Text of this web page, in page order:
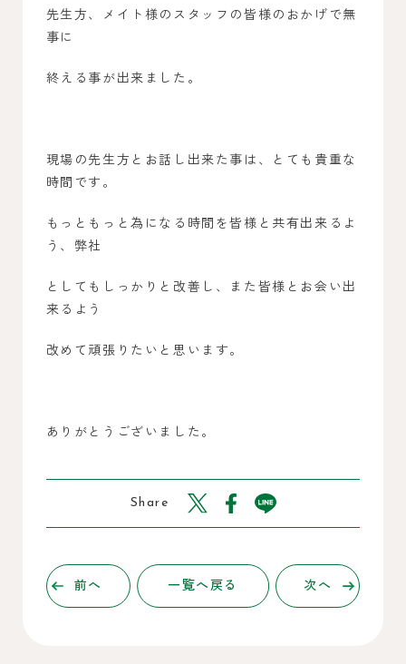
先生方、メイト様のスタッフの皆様のおかげで無
事に
終える事が出来ました。
現場の先生方とお話し出来た事は、とても貴重な
時間です。
もっともっと為になる時間を皆様と共有出来るよ
う、弊社
としてもしっかりと改善し、また皆様とお会い出
来るよう
改めて頑張りたいと思います。
ありがとうございました。
Share
前へ 一覧へ戻る 次へ